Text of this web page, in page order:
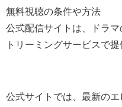
無料視聴の条件や方法
公式配信サイトは、ドラ
トリーミングサービスで提
公式サイトでは、最新の